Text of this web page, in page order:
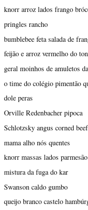
knorr arroz lados frango
pringles rancho
bumblebee feta salada de
feijão e arroz vermelho do
geral moinhos de amuletos
o time do colégio pimentão
dole peras
Orville Redenbacher pipoca
Schlotzsky angus corned
mama alho nós quentes
knorr massas lados parmesão
mistura da fuga do kar
Swanson caldo gumbo
queijo branco castelo